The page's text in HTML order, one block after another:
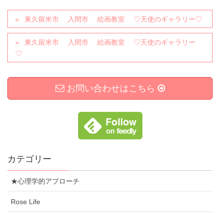
東久留米市 入間市 絵画教室 ♡天使のギャラリー♡
東久留米市 入間市 絵画教室 ♡天使のギャラリー
♡
お問い合わせはこちら
カテゴリー
★心理学的アプローチ
Rose Life